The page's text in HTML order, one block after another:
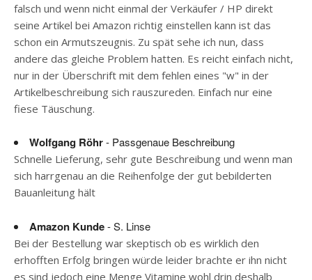
falsch und wenn nicht einmal der Verkäufer / HP direkt
seine Artikel bei Amazon richtig einstellen kann ist das
schon ein Armutszeugnis. Zu spät sehe ich nun, dass
andere das gleiche Problem hatten. Es reicht einfach nicht,
nur in der Überschrift mit dem fehlen eines "w" in der
Artikelbeschreibung sich rauszureden. Einfach nur eine
fiese Täuschung.
Wolfgang Röhr- Passgenaue Beschreibung
Schnelle Lieferung, sehr gute Beschreibung und wenn man
sich harrgenau an die Reihenfolge der gut bebilderten
Bauanleitung hält
Amazon Kunde- S. Linse
Bei der Bestellung war skeptisch ob es wirklich den
erhofften Erfolg bringen würde leider brachte er ihn nicht
es sind jedoch eine Menge Vitamine wohl drin deshalb